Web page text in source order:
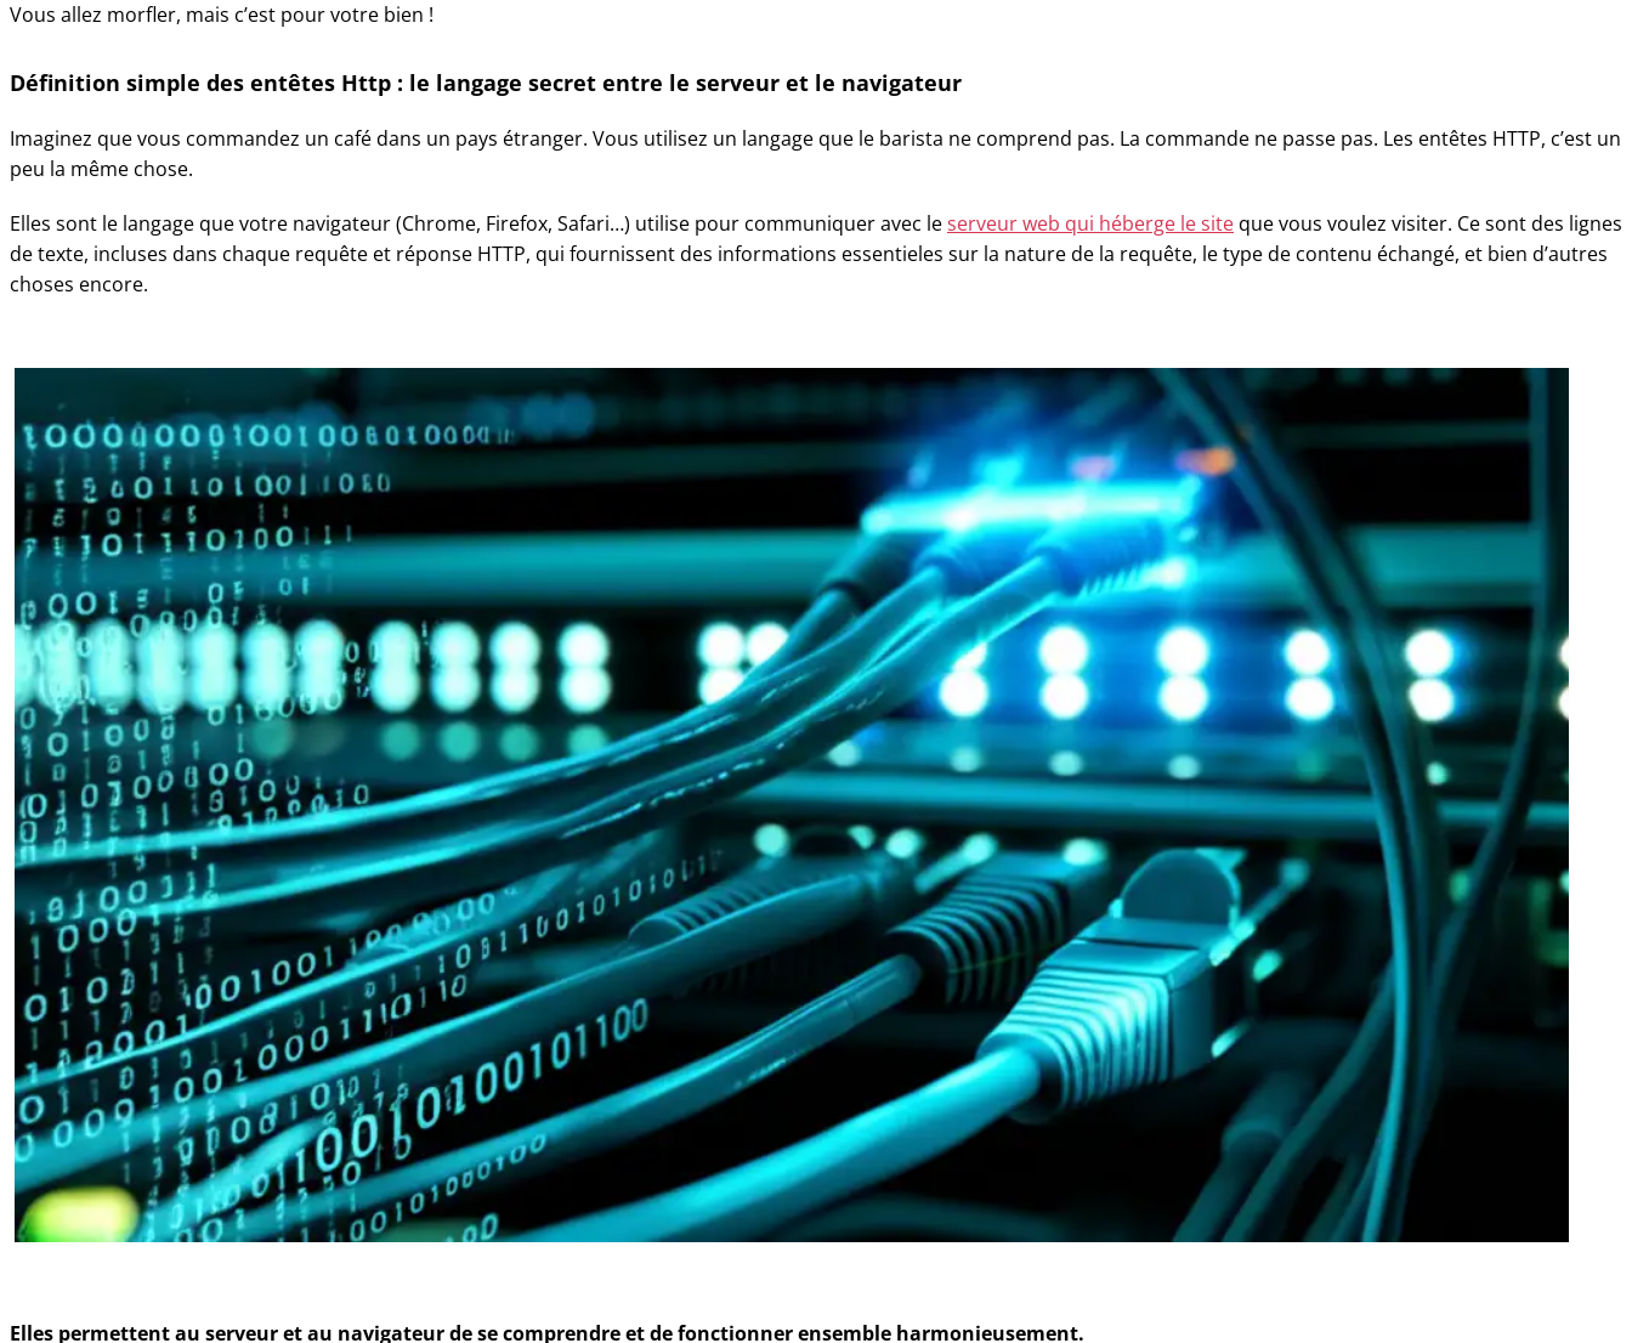
Vous allez morfler, mais c’est pour votre bien !
Définition simple des entêtes Http : le langage secret entre le serveur et le navigateur
Imaginez que vous commandez un café dans un pays étranger. Vous utilisez un langage que le barista ne comprend pas. La commande ne passe pas. Les entêtes HTTP, c’est un
peu la même chose.
Elles sont le langage que votre navigateur (Chrome, Firefox, Safari…) utilise pour communiquer avec leserveur web qui héberge le site que vous voulez visiter. Ce sont des lignes
de texte, incluses dans chaque requête et réponse HTTP, qui fournissent des informations essentieles sur la nature de la requête, le type de contenu échangé, et bien d’autres
choses encore.
Elles permettent au serveur et au navigateur de se comprendre et de fonctionner ensemble harmonieusement.